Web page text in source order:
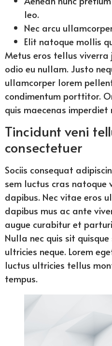
leo.
Nec arcu
Elit natoque mollis
Metus eros tellus viverra
odio eu nullam. Justo
ullamcorper lorem
condimentum porttitor.
quis maecenas imperdiet
Tincidunt veni
consectetuer
Sociis consequat
sem luctus cras
dapibus. Nec vitae eros
dapibus mus ac ante
augue curabitur et
Nulla nec quis sit
ultricies neque. Lorem
luctus ultricies tellus
tempus.